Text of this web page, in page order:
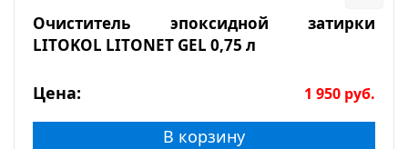
Очиститель эпоксидной затирки
LITOKOL LITONET GEL 0,75 л
Цена: 1 950 руб.
В корзину